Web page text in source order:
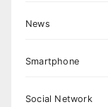
News
Smartphone
Social Network